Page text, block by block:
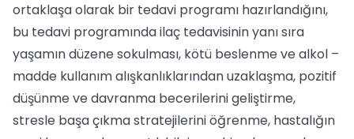
ortaklaşa olarak bir tedavi programı hazırlandığını,
bu tedavi programında ilaç tedavisinin yanı sıra
yaşamın düzene sokulması, kötü beslenme ve alkol –
madde kullanım alışkanlıklarından uzaklaşma, pozitif
düşünme ve davranma becerilerini geliştirme,
stresle başa çıkma stratejilerini öğrenme, hastalığın